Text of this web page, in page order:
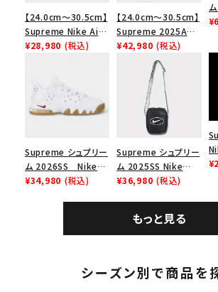
【24.0cm～30.5cm】
Supreme Nike Air
Force 1 Low シュプ
ューズ ホワイト
¥28,980 (税込)
【24.0cm～30.5cm】
Supreme 2025AW
Nike SB Dunk Low
ナイキ SB ダンク ロ
ー スニーカー ホワイ
¥42,980 (税込)
Supreme シュプリー
ム 2026SS Nike
SB Air Max 2 CB 94
¥34,980 (税込)
Supreme シュプリー
ム 2025SS Nike
Leather Shoulder
ク 黒
¥36,980 (税込)
もっと見る
シーズン別で商品を